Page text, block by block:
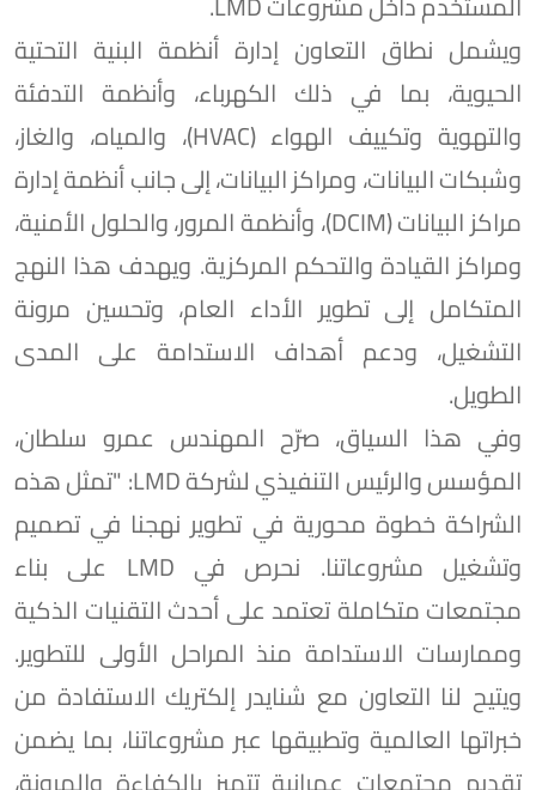
ويشمل نطاق التعاون إدارة أنظمة البنية التحتية
الحيوية، بما في ذلك الكهرباء، وأنظمة التدفئة
والتهوية وتكييف الهواء (HVAC)، والمياه، والغاز،
وشبكات البيانات، ومراكز البيانات، إلى جانب أنظمة إدارة
مراكز البيانات (DCIM)، وأنظمة المرور، والحلول الأمنية،
ومراكز القيادة والتحكم المركزية. ويهدف هذا النهج
المتكامل إلى تطوير الأداء العام، وتحسين مرونة
التشغيل، ودعم أهداف الاستدامة على المدى
الطويل.
وفي هذا السياق، صرّح المهندس عمرو سلطان،
المؤسس والرئيس التنفيذي لشركة LMD: "تمثل هذه
الشراكة خطوة محورية في تطوير نهجنا في تصميم
وتشغيل مشروعاتنا. نحرص في LMD على بناء
مجتمعات متكاملة تعتمد على أحدث التقنيات الذكية
وممارسات الاستدامة منذ المراحل الأولى للتطوير.
ويتيح لنا التعاون مع شنايدر إلكتريك الاستفادة من
خبراتها العالمية وتطبيقها عبر مشروعاتنا، بما يضمن